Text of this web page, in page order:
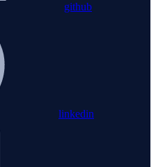
github
linkedin